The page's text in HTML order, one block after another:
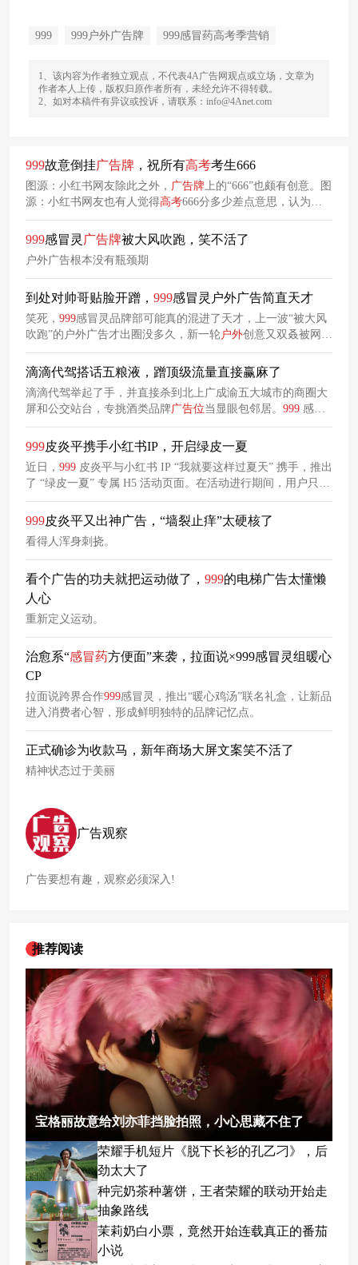
999 999户外广告牌 999感冒药高考季营销
1、该内容为作者独立观点，不代表4A广告网观点或立场，文章为
作者本人上传，版权归原作者所有，未经允许不得转载。
2、如对本稿件有异议或投诉，请联系：info@4Anet.com
999故意倒挂广告牌 ，祝所有高考考生666
图源：小红书网友除此之外， 广告牌上的“666”也颇有创意。图
源：小红书网友也有人觉得高考666分多少差点意思，认为不
该用来指代分数。图源：小红书网友但还是有不少网友表示，
如果高考 真能考666分，那必然是会喜极而泣的程度。图源：
小红书网友不过，众所周知，“666”除了可以指代考试分数，在
网络语境中也有“顺利出彩、事事拔尖”的意思，包含了美好的
祝福和赞美。999感冒灵这个高考季广告看似“倒反天罡”，实则
充满了创意和巧思。
999感冒灵 广告牌被大风吹跑，笑不活了
户外广告根本没有瓶颈期
到处对帅哥贴脸开蹭， 999感冒灵户外广告简直天才
笑死， 999感冒灵品牌部可能真的混进了天才，上一波“被大风
吹跑”的户外广告才出圈没多久，新一轮户外创意又双叒被网友
疯狂点赞了！这次，999感冒灵的新创意走的是贴脸开蹭路
线，广告被精准投放在周杰伦、易烊千玺、肖战等顶流帅哥的
广告牌
旁。
滴滴代驾搭话五粮液，蹭顶级流量直接赢麻了
滴滴代驾举起了手，并直接杀到北上广成渝五大城市的商圈大
屏和公交站台，专挑酒类品牌广告位当显眼包邻居。 999 感冒
灵全程回避明星全名，仅用 “隔壁广告牌的帅哥” 泛称；舒化奶
以 “楼下的朋友” 隔空搭话，不直接提及白酒品牌名称；滴滴代
驾用 “红罐朋友” 代指百威，规避直接对标带来的对立感。
999皮炎平携手小红书IP，开启绿皮一夏
近日， 999 皮炎平与小红书 IP “我就要这样过夏天” 携手，推出
了 “绿皮一夏” 专属 H5 活动页面。在活动进行期间，用户只要
带上特定话题发布笔记，并且按照规定按时打卡完成任务，就
能赚取积分，进而获得许愿的机会，还可以用积分兑换
炎平露人限定版的精美礼品。
999皮炎平又出神广告，“墙裂止痒”太硬核了
看得人浑身刺挠。
看个广告的功夫就把运动做了， 999的电梯广告太懂懒
人心
重新定义运动。
治愈系“感冒药方便面”来袭，拉面说×999感冒灵组暖心
CP
拉面说跨界合作999感冒灵，推出“暖心鸡汤”联名礼盒，让新品
进入消费者心智，形成鲜明独特的品牌记忆点。
正式确诊为收款马，新年商场大屏文案笑不活了
精神状态过于美丽
广告观察
广告要想有趣，观察必须深入!
推荐阅读
宝格丽故意给刘亦菲挡脸拍照，小心思藏不住了
荣耀手机短片《脱下长衫的孔乙刁》，后
劲太大了
种完奶茶种薯饼，王者荣耀的联动开始走
抽象路线
茉莉奶白小票，竟然开始连载真正的番茄
小说